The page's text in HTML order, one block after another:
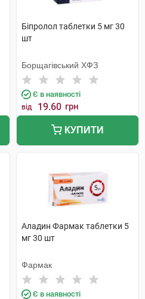
Біпролол таблетки 5 мг 30
шт
Борщагівський ХФЗ
Є в наявності
від 19.60 грн
КУПИТИ
Аладин Фармак таблетки 5
мг 30 шт
Фармак
Є в наявності